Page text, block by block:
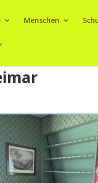
Menschen